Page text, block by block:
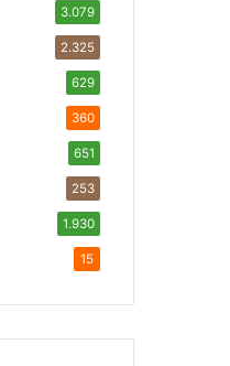
3.079
2.325
629
360
651
253
1.930
15